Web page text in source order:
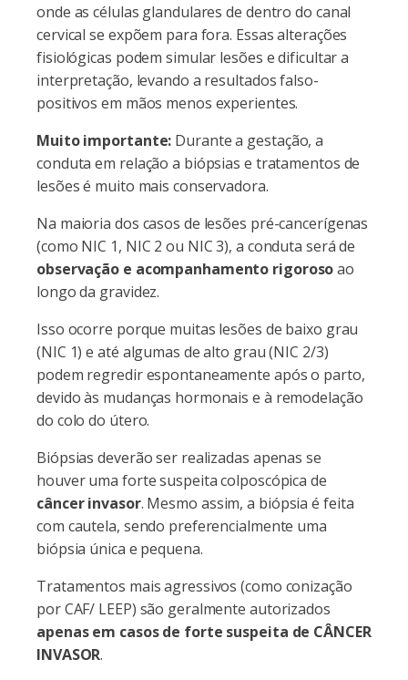
onde as células glandulares de dentro do canal
cervical se expõem para fora. Essas alterações
fisiológicas podem simular lesões e dificultar a
interpretação, levando a resultados falso-
positivos em mãos menos experientes.
Muito importante: Durante a gestação, a
conduta em relação a biópsias e tratamentos de
lesões é muito mais conservadora.
Na maioria dos casos de lesões pré-cancerígenas
(como NIC 1, NIC 2 ou NIC 3), a conduta será de
observação e acompanhamento rigorosoao
longo da gravidez.
Isso ocorre porque muitas lesões de baixo grau
(NIC 1) e até algumas de alto grau (NIC 2/3)
podem regredir espontaneamente após o parto,
devido às mudanças hormonais e à remodelação
do colo do útero.
Biópsias deverão ser realizadas apenas se
houver uma forte suspeita colposcópica de
câncer invasor. Mesmo assim, a biópsia é feita
com cautela, sendo preferencialmente uma
biópsia única e pequena.
Tratamentos mais agressivos (como conização
por CAF/ LEEP) são geralmente autorizados
apenas em casos de forte suspeita de CÂNCER
INVASOR.